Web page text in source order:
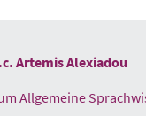
Artemis Alexiadou
Allgemeine